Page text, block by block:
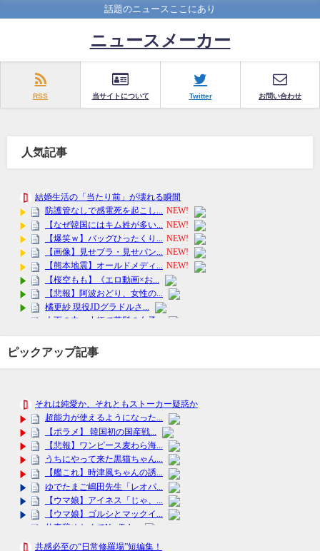
話題のニュースここにあり
ニュースメーカー
RSS 当サイトについて Twitter お問い合わせ
人気記事
ピックアップ記事